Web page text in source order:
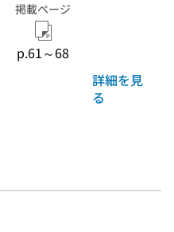
掲載ページ
p.61～68
詳細を見
る